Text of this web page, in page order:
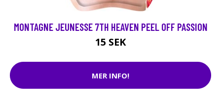
MONTAGNE JEUNESSE 7TH HEAVEN PEEL OFF PASSION
15 SEK
MER INFO!